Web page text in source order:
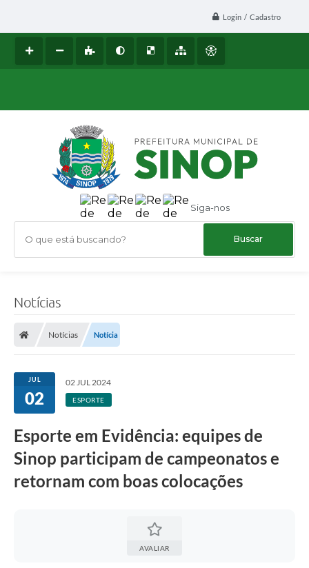
Login / Cadastro
Siga-nos
O que está buscando?
Notícias
Notícias Notícia
JUL
02
02 JUL 2024
ESPORTE
Esporte em Evidência: equipes de
Sinop participam de campeonatos e
retornam com boas colocações
AVALIAR